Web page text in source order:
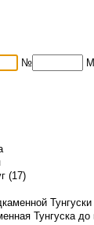
№
(17)
Тунгуска